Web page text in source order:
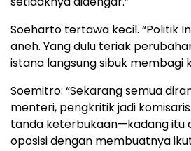
Soeharto tertawa kecil. “Politik
aneh. Yang dulu teriak
istana langsung sibuk membagi
Soemitro: “Sekarang semua
menteri, pengkritik jadi
tanda keterbukaan—kadang itu
oposisi dengan membuatnya